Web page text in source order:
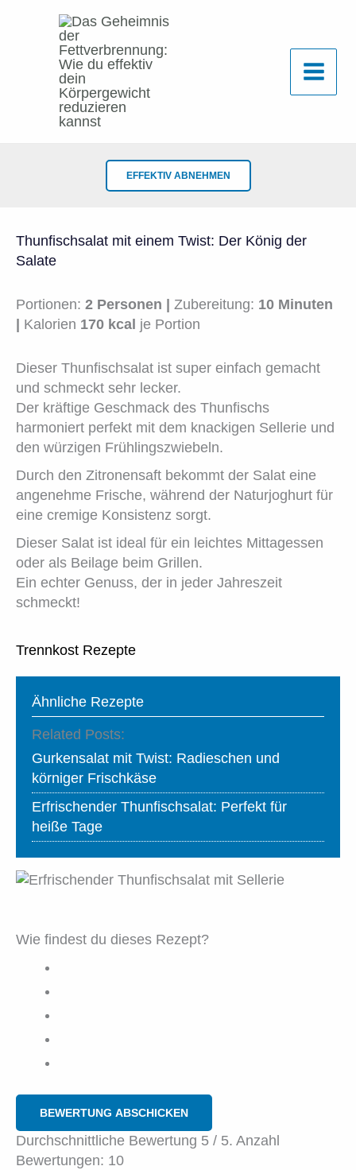
EFFEKTIV ABNEHMEN
Thunfischsalat mit einem Twist: Der König der
Salate
Portionen: 2 Personen | Zubereitung: 10 Minuten
Kalorien 170 kcal je Portion
Dieser Thunfischsalat ist super einfach gemacht
und schmeckt sehr lecker.
Der kräftige Geschmack des Thunfischs
harmoniert perfekt mit dem knackigen Sellerie und
den würzigen Frühlingszwiebeln.
Durch den Zitronensaft bekommt der Salat eine
angenehme Frische, während der Naturjoghurt für
eine cremige Konsistenz sorgt.
Dieser Salat ist ideal für ein leichtes Mittagessen
oder als Beilage beim Grillen.
Ein echter Genuss, der in jeder Jahreszeit
schmeckt!
Trennkost Rezepte
Ähnliche Rezepte
Related Posts:
Gurkensalat mit Twist: Radieschen und
körniger Frischkäse
Erfrischender Thunfischsalat: Perfekt für
heiße Tage
Wie findest du dieses Rezept?
BEWERTUNG ABSCHICKEN
Durchschnittliche Bewertung 5 / 5. Anzahl
Bewertungen: 10